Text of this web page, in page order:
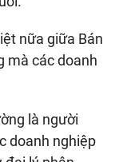
nữa giữa Bán
mà các doanh
là người
doanh nghiệp